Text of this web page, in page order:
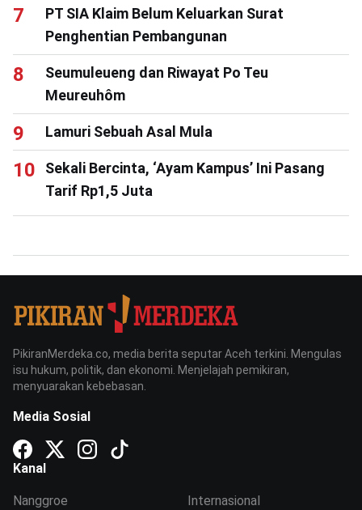
PT SIA Klaim Belum Keluarkan Surat
Penghentian Pembangunan
Seumuleueng dan Riwayat Po Teu
Meureuhôm
Lamuri Sebuah Asal Mula
Sekali Bercinta, ‘Ayam Kampus’ Ini Pasang
Tarif Rp1,5 Juta
PikiranMerdeka.co, media berita seputar Aceh terkini. Mengulas
isu hukum, politik, dan ekonomi. Menjelajah pemikiran,
menyuarakan kebebasan.
Media Sosial
Kanal
Nanggroe Internasional